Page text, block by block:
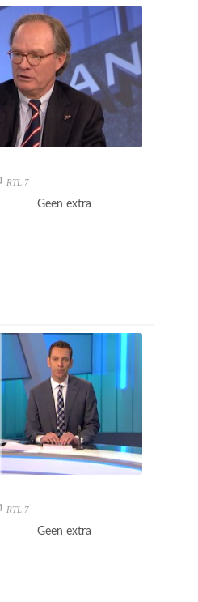
RTL 7
Geen extra
RTL 7
Geen extra